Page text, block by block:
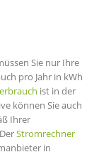
Sie nur Ihre
pro Jahr in kWh
ist in der
können Sie auch
Ihrer
Stromrechner
in